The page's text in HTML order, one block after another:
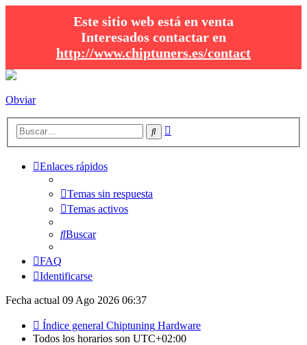
Este sitio web está en venta
Interesados contactar en
http://www.chiptuners.es/contact
Obviar
Buscar
Enlaces rápidos
Temas sin respuesta
Temas activos
Buscar
FAQ
Identificarse
Fecha actual 09 Ago 2026 06:37
Índice general Chiptuning Hardware
Todos los horarios son UTC+02:00